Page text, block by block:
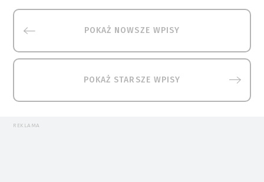
POKAŻ NOWSZE WPISY
POKAŻ STARSZE WPISY
REKLAMA